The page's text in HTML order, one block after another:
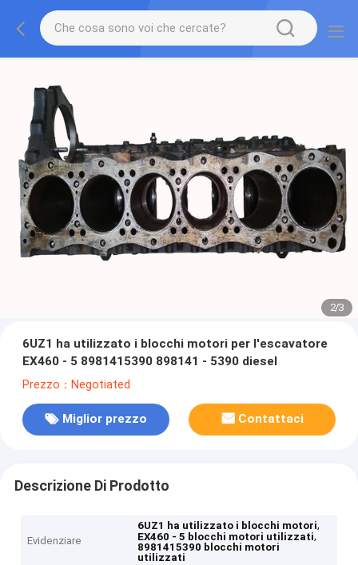
2/3
6UZ1 ha utilizzato i blocchi motori per l'escavatore
EX460 - 5 8981415390 898141 - 5390 diesel
Prezzo：Negotiated
Miglior prezzo Contattaci
Descrizione Di Prodotto
Evidenziare
6UZ1 ha utilizzato i blocchi motori,
EX460 - 5 blocchi motori utilizzati,
8981415390 blocchi motori
utilizzati